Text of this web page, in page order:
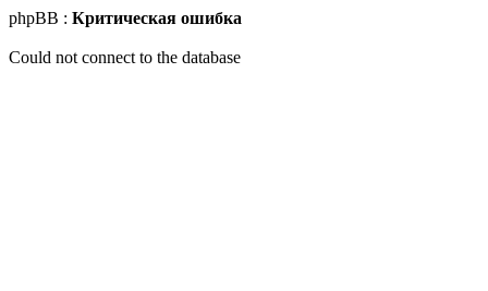
phpBB : Критическая ошибка
Could not connect to the database